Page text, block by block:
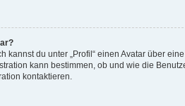
kannst du unter „Profil“ einen Avatar über
kann bestimmen, ob und wie die
kontaktieren.